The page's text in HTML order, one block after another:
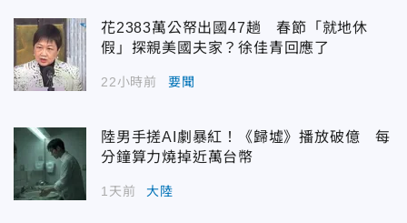
花2383萬公帑出國47趟 春節「就地休
假」探親美國夫家？徐佳青回應了
22小時前 要聞
陸男手搓AI劇暴紅！《歸墟》播放破億 每
分鐘算力燒掉近萬台幣
1天前 大陸